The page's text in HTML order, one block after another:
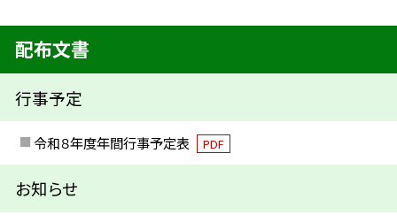
配布文書
行事予定
令和８年度年間行事予定表 PDF
お知らせ